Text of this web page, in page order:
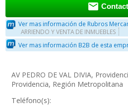

Ver mas información de Rubros
ARRIENDO Y VENTA DE INMUEBLES
Ver mas información B2B de esta
AV PEDRO DE VAL DIVIA,
Providencia, Región Metropolitana
Teléfono(s):